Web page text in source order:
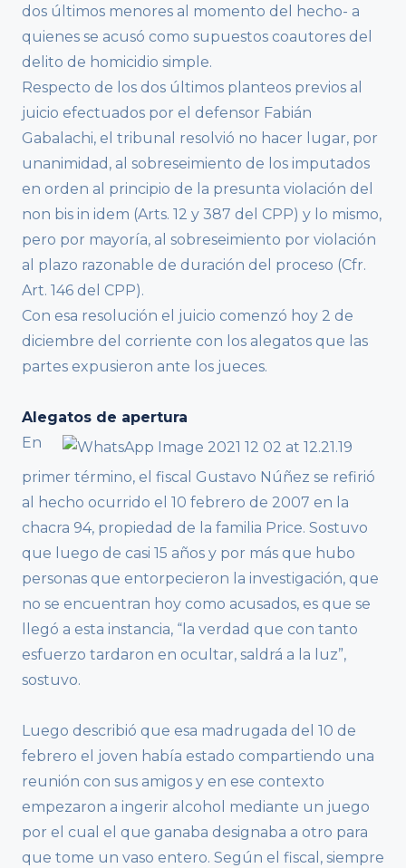
dos últimos menores al momento del hecho- a
quienes se acusó como supuestos coautores del
delito de homicidio simple.
Respecto de los dos últimos planteos previos al
juicio efectuados por el defensor Fabián
Gabalachi, el tribunal resolvió no hacer lugar, por
unanimidad, al sobreseimiento de los imputados
en orden al principio de la presunta violación del
non bis in idem (Arts. 12 y 387 del CPP) y lo mismo,
pero por mayoría, al sobreseimiento por violación
al plazo razonable de duración del proceso (Cfr.
Art. 146 del CPP).
Con esa resolución el juicio comenzó hoy 2 de
diciembre del corriente con los alegatos que las
partes expusieron ante los jueces.
Alegatos de apertura
En
primer término, el fiscal Gustavo Núñez se refirió
al hecho ocurrido el 10 febrero de 2007 en la
chacra 94, propiedad de la familia Price. Sostuvo
que luego de casi 15 años y por más que hubo
personas que entorpecieron la investigación, que
no se encuentran hoy como acusados, es que se
llegó a esta instancia, “la verdad que con tanto
esfuerzo tardaron en ocultar, saldrá a la luz”,
sostuvo.
Luego describió que esa madrugada del 10 de
febrero el joven había estado compartiendo una
reunión con sus amigos y en ese contexto
empezaron a ingerir alcohol mediante un juego
por el cual el que ganaba designaba a otro para
que tome un vaso entero. Según el fiscal, siempre